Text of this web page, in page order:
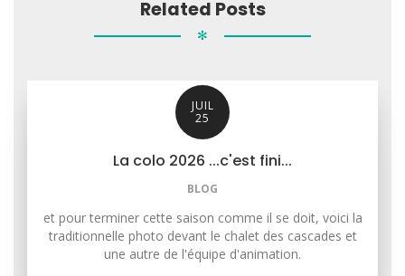
Related Posts
✻
JUIL
25
La colo 2026 ...c'est fini...
BLOG
et pour terminer cette saison comme il se doit, voici la
traditionnelle photo devant le chalet des cascades et
une autre de l'équipe d'animation.